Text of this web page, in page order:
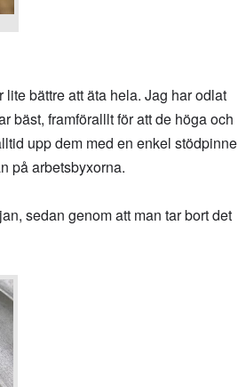
lite bättre att äta hela. Jag har odlat
bäst, framföralllt för att de höga och
upp dem med en enkel stödpinne
på arbetsbyxorna.
sedan genom att man tar bort det